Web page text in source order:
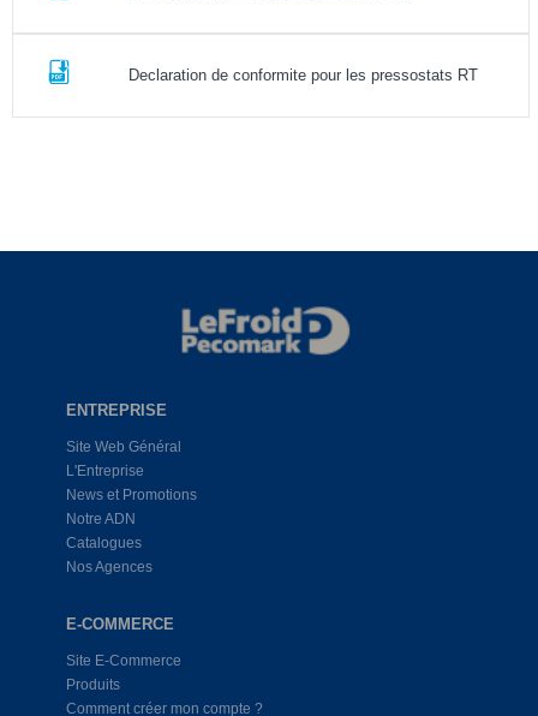
Declaration de conformite pour les pressostats RT
ENTREPRISE
Site Web Général
L'Entreprise
News et Promotions
Notre ADN
Catalogues
Nos Agences
E-COMMERCE
Site E-Commerce
Produits
Comment créer mon compte ?